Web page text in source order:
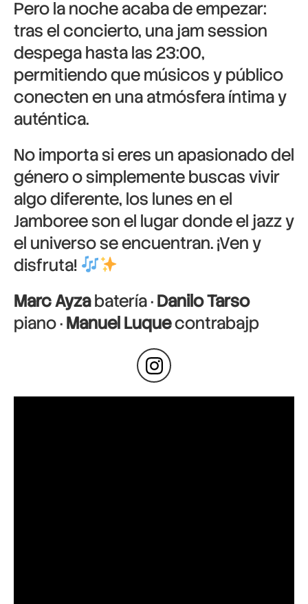
Pero la noche acaba de empezar:
tras el concierto, una jam session
despega hasta las 23:00,
permitiendo que músicos y público
conecten en una atmósfera íntima y
auténtica.
No importa si eres un apasionado del
género o simplemente buscas vivir
algo diferente, los lunes en el
Jamboree son el lugar donde el jazz y
el universo se encuentran. ¡Ven y
disfruta!
Marc Ayzabatería ·Danilo Tarso
piano ·Manuel Luquecontrabajp